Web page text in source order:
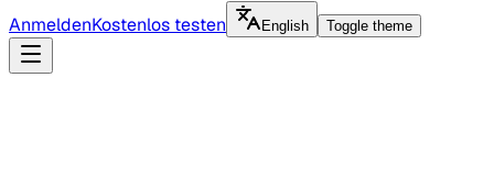
AnmeldenKostenlos testen English Toggle theme